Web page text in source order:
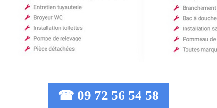
☎ 09 72 56 54 58